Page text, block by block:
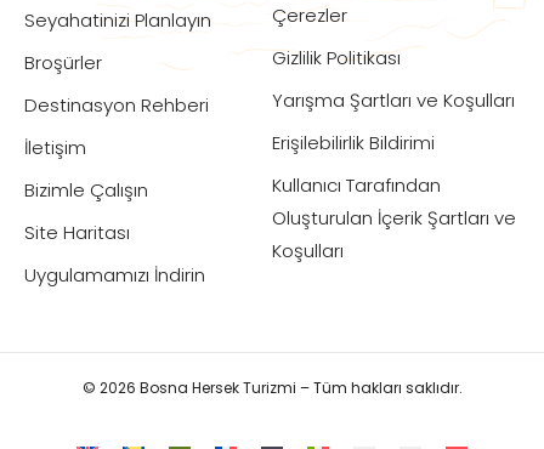
Seyahatinizi Planlayın
Broşürler
Destinasyon Rehberi
İletişim
Bizimle Çalışın
Site Haritası
Uygulamamızı İndirin
Çerezler
Gizlilik Politikası
Yarışma Şartları ve Koşulları
Erişilebilirlik Bildirimi
Kullanıcı Tarafından
Oluşturulan İçerik Şartları ve
Koşulları
© 2026 Bosna Hersek Turizmi – Tüm hakları saklıdır.